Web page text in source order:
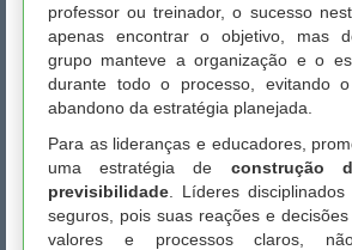
professor ou treinador, o sucesso
apenas encontrar o objetivo, mas
grupo manteve a organização e o
durante todo o processo, evitando
abandono da estratégia planejada.
Para as lideranças e educadores,
uma estratégia de construção
previsibilidade . Líderes
seguros, pois suas reações e
valores e processos claros,